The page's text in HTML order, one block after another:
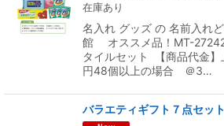
在庫あり
名入れ グッズ の 名前入れ
館 オススメ品！MT-
タイルセット 【商品代金
円48個以上の場合 ＠3…
バラエティギフト７点セット